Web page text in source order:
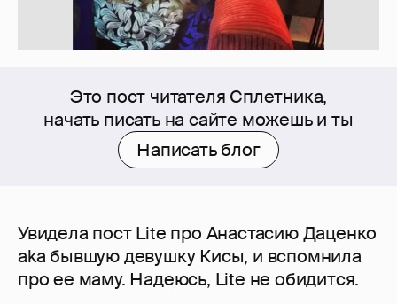
Это пост читателя Сплетника,
начать писать на сайте можешь и ты
Написать блог
Увидела пост Lite про Анастасию Даценко
aka бывшую девушку Кисы, и вспомнила
про ее маму. Надеюсь, Lite не обидится.